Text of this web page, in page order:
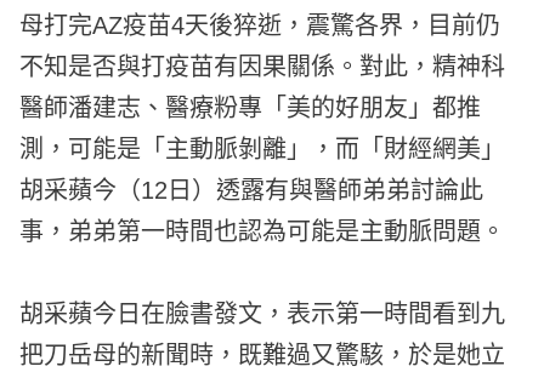
母打完AZ疫苗4天後猝逝，震驚各界，目前仍
不知是否與打疫苗有因果關係。對此，精神科
醫師潘建志、醫療粉專「美的好朋友」都推
測，可能是「主動脈剝離」，而「財經網美」
胡采蘋今（12日）透露有與醫師弟弟討論此
事，弟弟第一時間也認為可能是主動脈問題。
胡采蘋今日在臉書發文，表示第一時間看到九
把刀岳母的新聞時，既難過又驚駭，於是她立